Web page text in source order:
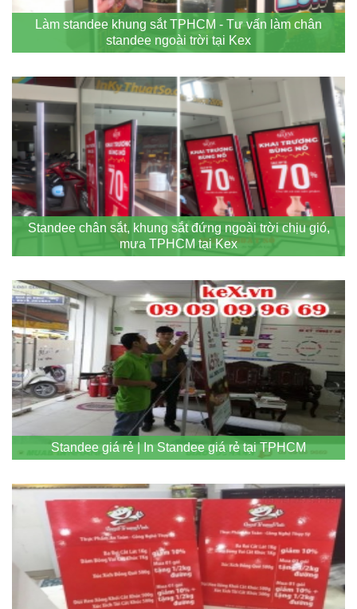
Làm standee khung sắt TPHCM - Tư vấn làm chân
standee ngoài trời tại Kex
Standee chân sắt, khung sắt đứng ngoài trời chịu gió,
mưa TPHCM tại Kex
Standee giá rẻ | In Standee giá rẻ tại TPHCM